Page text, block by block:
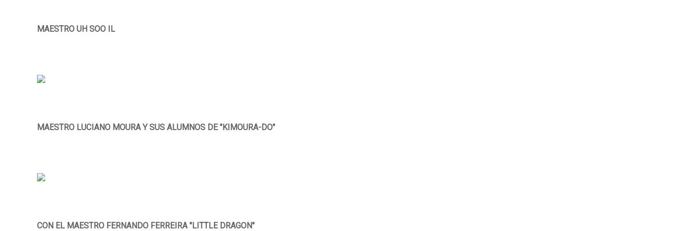
MAESTRO UH SOO IL
MAESTRO LUCIANO MOURA Y SUS ALUMNOS DE "KIMOURA-DO"
CON EL MAESTRO FERNANDO FERREIRA "LITTLE DRAGON"